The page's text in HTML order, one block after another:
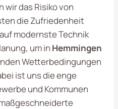
wir das Risiko von
die Zufriedenheit
modernste Technik
um in Hemmingen
Wetterbedingungen
ist uns die enge
und Kommunen